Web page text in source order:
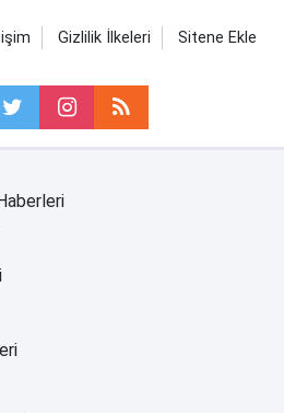
Gizlilik İlkeleri Sitene Ekle